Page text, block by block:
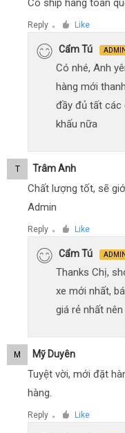
Có ship hàng toàn
Reply ● Like
Cẩm Tú ADMIN
Có nhé, Anh
hàng mới
đầy đủ tất các
khấu nữa
T Trâm Anh
Chất lượng tốt, sẽ
Admin
Reply ● Like
Cẩm Tú ADMIN
Thanks Chị,
xe mới nhất,
giá rẻ nhất
M Mỹ Duyên
Tuyệt vời, mới đặt
hàng.
Reply ● Like